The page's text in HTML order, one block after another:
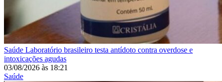
Saúde Laboratório brasileiro testa antídoto contra overdose e
intoxicações agudas
03/08/2026 às 18:21
Saúde